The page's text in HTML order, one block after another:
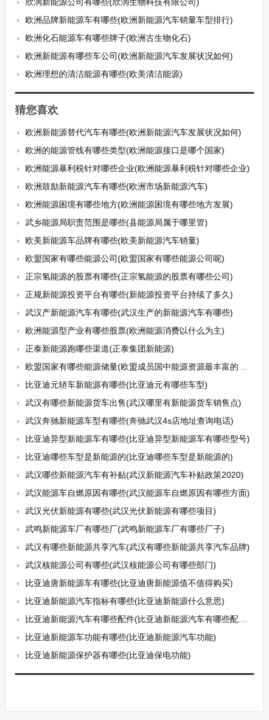
欧洲品牌新能源车有哪些(欧洲新能源汽车销量车型排行)
欧洲化石能源车有哪些牌子(欧洲古生物化石)
欧洲新能源有哪些车公司(欧洲新能源汽车发展状况如何)
欧洲理想的清洁能源有哪些(欧美清洁能源)
猜您喜欢
欧洲新能源替代汽车有哪些(欧洲新能源汽车发展状况如何)
欧洲的能源管线有哪些类型(欧洲能源接口是哪个国家)
欧洲能源暴利税针对哪些企业(欧洲能源暴利税针对哪些企业)
欧洲鼓励新能源汽车有哪些(欧洲市场新能源汽车)
欧洲能源困境有哪些地方(欧洲能源困境有哪些地方发展)
武乡能源局职责范围是哪些(县能源局属于哪里管)
欧美新能源车品牌有哪些(欧美新能源汽车销量)
欧盟国家有哪些能源公司(欧盟国家有哪些能源公司呢)
正宗氢能源的股票有哪些(正宗氢能源的股票有哪些公司)
正规新能源投资平台有哪些(新能源投资平台持续了多久)
武汉产新能源汽车有哪些(武汉生产的新能源汽车有哪些)
欧洲能源型产业有哪些股票(欧洲能源消费以什么为主)
正泰新能源跑哪些渠道(正泰集团新能源)
欧盟国家有哪些能源储量(欧盟成员国中能源资源最丰富的国家是)
比亚迪元轿车新能源有哪些(比亚迪元有哪些车型)
武汉有哪些新能源货车出售(武汉哪里有新能源货车销售点)
武汉奔驰新能源车型有哪些(奔驰武汉4s店地址查询电话)
比亚迪异型新能源车有哪些(比亚迪异型新能源车有哪些型号)
比亚迪哪些车型是新能源的(比亚迪哪些车型是新能源的)
武汉哪些新能源汽车有补贴(武汉新能源汽车补贴政策2020)
武汉能源车自燃原因有哪些(武汉能源车自燃原因有哪些方面)
武汉光伏新能源有哪些(武汉光伏新能源有哪些项目)
武鸣新能源车厂有哪些厂(武鸣新能源车厂有哪些厂子)
武汉有哪些新能源共享汽车(武汉有哪些新能源共享汽车品牌)
武汉核能源公司有哪些(武汉核能源公司有哪些部门)
比亚迪唐新能源车有哪些(比亚迪唐新能源值不值得购买)
比亚迪新能源汽车指标有哪些(比亚迪新能源什么意思)
比亚迪新能源汽车有哪些配件(比亚迪新能源汽车有哪些配件可以买)
比亚迪新能源车功能有哪些(比亚迪新能源汽车功能)
比亚迪新能源保护器有哪些(比亚迪保电功能)